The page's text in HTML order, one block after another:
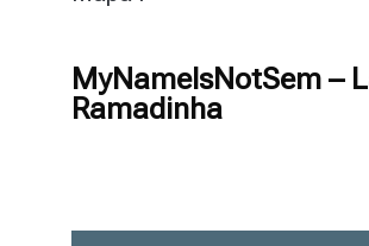
MyNameIsNotSem –
Ramadinha